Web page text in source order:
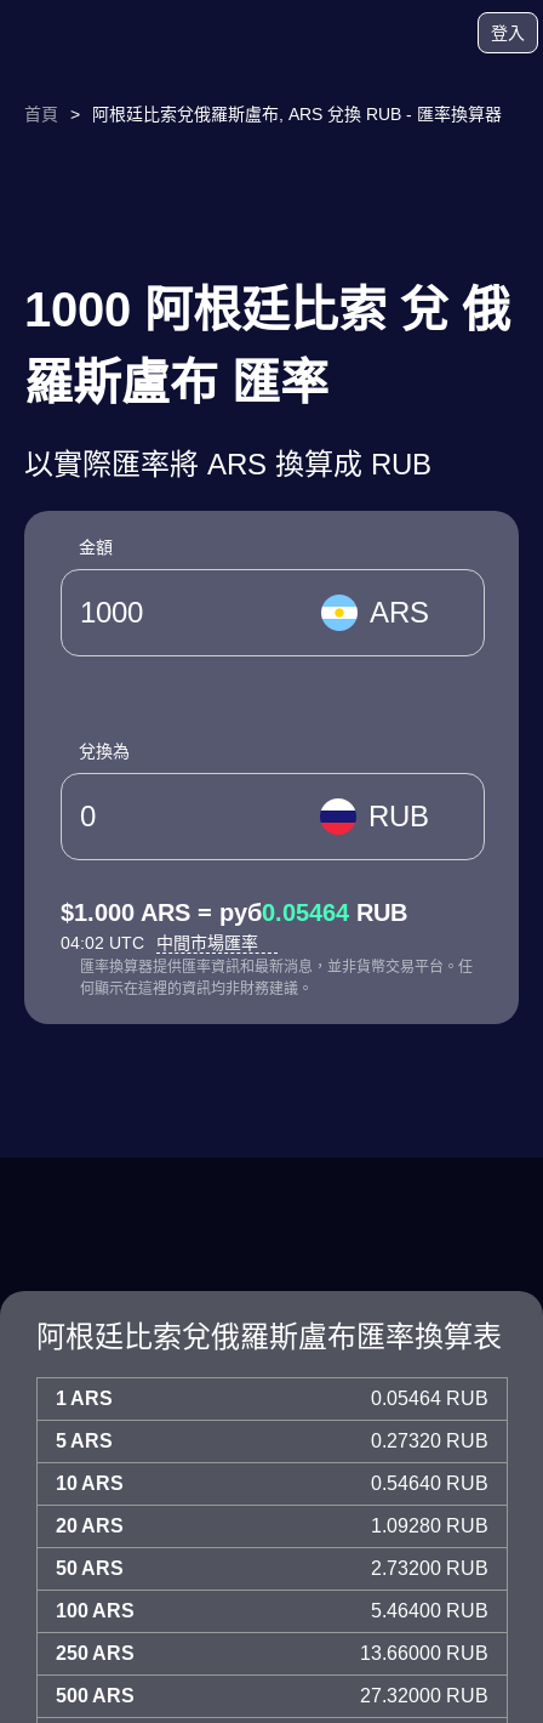
登入
首頁 > 阿根廷比索兌俄羅斯盧布, ARS 兌換 RUB - 匯率換算器
1000 阿根廷比索 兌 俄
羅斯盧布 匯率
以實際匯率將 ARS 換算成 RUB
金額
ARS
兌換為
RUB
$1.000 ARS = руб0.05464 RUB
04:02 UTC 中間市場匯率
匯率換算器提供匯率資訊和最新消息，並非貨幣交易平台。任
何顯示在這裡的資訊均非財務建議。
阿根廷比索兌俄羅斯盧布匯率換算表
1 ARS 0.05464 RUB
5 ARS 0.27320 RUB
10 ARS 0.54640 RUB
20 ARS 1.09280 RUB
50 ARS 2.73200 RUB
100 ARS 5.46400 RUB
250 ARS 13.66000 RUB
500 ARS 27.32000 RUB